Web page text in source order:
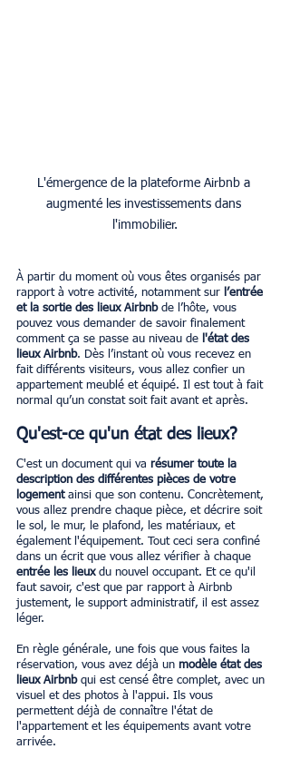
L'émergence de la plateforme Airbnb a
augmenté les investissements dans
l'immobilier.
À partir du moment où vous êtes organisés par
rapport à votre activité, notamment sur l’entrée
et la sortie des lieux Airbnb de l’hôte, vous
pouvez vous demander de savoir finalement
comment ça se passe au niveau de l'état des
lieux Airbnb. Dès l’instant où vous recevez en
fait différents visiteurs, vous allez confier un
appartement meublé et équipé. Il est tout à fait
normal qu’un constat soit fait avant et après.
Qu'est-ce qu'un état des lieux?
C'est un document qui va résumer toute la
description des différentes pièces de votre
logement ainsi que son contenu. Concrètement,
vous allez prendre chaque pièce, et décrire soit
le sol, le mur, le plafond, les matériaux, et
également l'équipement. Tout ceci sera confiné
dans un écrit que vous allez vérifier à chaque
entrée les lieux du nouvel occupant. Et ce qu'il
faut savoir, c'est que par rapport à Airbnb
justement, le support administratif, il est assez
léger.
En règle générale, une fois que vous faites la
réservation, vous avez déjà un modèle état des
lieux Airbnb qui est censé être complet, avec un
visuel et des photos à l'appui. Ils vous
permettent déjà de connaître l'état de
l'appartement et les équipements avant votre
arrivée.